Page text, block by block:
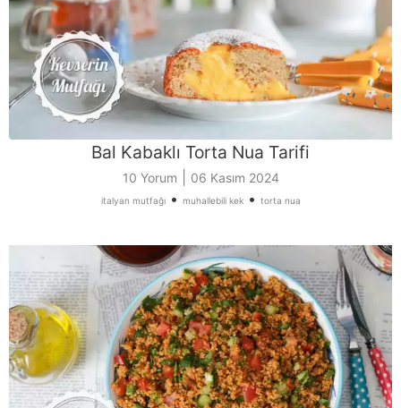
Bal Kabaklı Torta Nua Tarifi
10 Yorum 06 Kasım 2024
italyan mutfağı• muhallebili kek• torta nua